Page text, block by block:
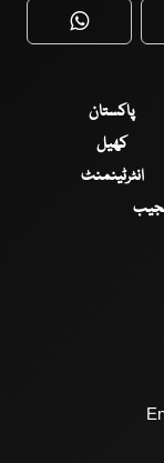
WhatsApp
پاکستان
کھیل
انٹرٹینمنٹ